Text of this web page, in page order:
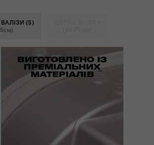
КИЄВІ
(S)
ВИГОТОВЛЕНО ІЗ
ПРЕМІАЛЬНИХ
МАТЕРІАЛІВ